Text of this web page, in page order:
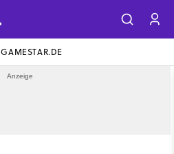
GAMESTAR.DE